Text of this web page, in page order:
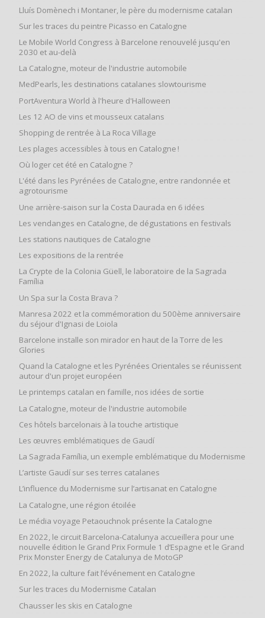
Lluís Domènech i Montaner, le père du modernisme catalan
Sur les traces du peintre Picasso en Catalogne
Le Mobile World Congress à Barcelone renouvelé jusqu'en
2030 et au-delà
La Catalogne, moteur de l'industrie automobile
MedPearls, les destinations catalanes slowtourisme
PortAventura World à l'heure d'Halloween
Les 12 AO de vins et mousseux catalans
Shopping de rentrée à La Roca Village
Les plages accessibles à tous en Catalogne !
Où loger cet été en Catalogne ?
L'été dans les Pyrénées de Catalogne, entre randonnée et
agrotourisme
Une arrière-saison sur la Costa Daurada en 6 idées
Les vendanges en Catalogne, de dégustations en festivals
Les stations nautiques de Catalogne
Les expositions de la rentrée
La Crypte de la Colonia Güell, le laboratoire de la Sagrada
Família
Un Spa sur la Costa Brava ?
Manresa 2022 et la commémoration du 500ème anniversaire
du séjour d'Ignasi de Loiola
Barcelone installe son mirador en haut de la Torre de les
Glories
Quand la Catalogne et les Pyrénées Orientales se réunissent
autour d'un projet européen
Le printemps catalan en famille, nos idées de sortie
La Catalogne, moteur de l'industrie automobile
Ces hôtels barcelonais à la touche artistique
Les œuvres emblématiques de Gaudí
La Sagrada Família, un exemple emblématique du Modernisme
L’artiste Gaudí sur ses terres catalanes
L’influence du Modernisme sur l’artisanat en Catalogne
La Catalogne, une région étoilée
Le média voyage Petaouchnok présente la Catalogne
En 2022, le circuit Barcelona-Catalunya accueillera pour une
nouvelle édition le Grand Prix Formule 1 d’Espagne et le Grand
Prix Monster Energy de Catalunya de MotoGP
En 2022, la culture fait l’événement en Catalogne
Sur les traces du Modernisme Catalan
Chausser les skis en Catalogne